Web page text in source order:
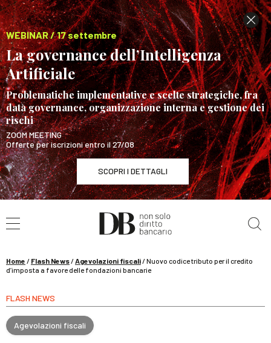
WEBINAR / 17 settembre
La governance dell’Intelligenza
Artificiale
Problematiche implementative e scelte strategiche, fra
data governance, organizzazione interna e gestione dei
rischi
ZOOM MEETING
Offerte per iscrizioni entro il 27/08
SCOPRI I DETTAGLI
WEBINAR / 17 settembre
La governance dell’Intelligenza Artificiale
Home / Flash News/Agevolazioni fiscali/Nuovo codice tributo per il credito
d’imposta a favore delle fondazioni bancarie
FLASH NEWS
Agevolazioni fiscali